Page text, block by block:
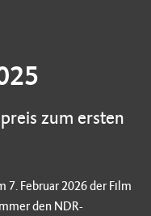
zum ersten
Februar 2026 der Film
den NDR-